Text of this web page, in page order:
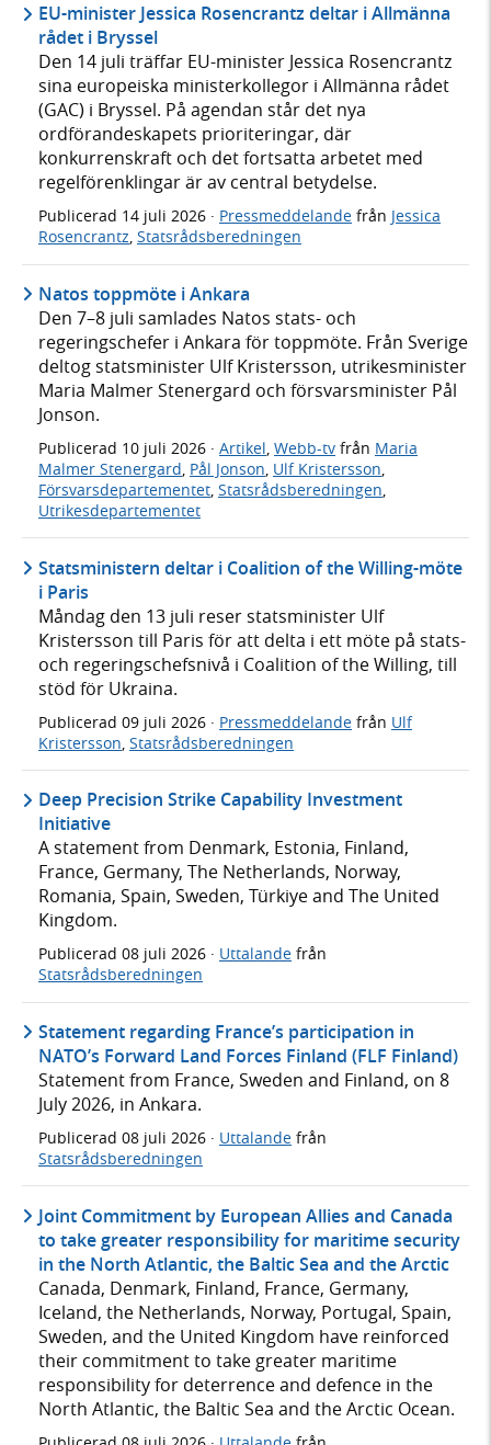
EU-minister Jessica Rosencrantz deltar i Allmänna
rådet i Bryssel
Den 14 juli träffar EU-minister Jessica Rosencrantz
sina europeiska ministerkollegor i Allmänna rådet
(GAC) i Bryssel. På agendan står det nya
ordförandeskapets prioriteringar, där
konkurrenskraft och det fortsatta arbetet med
regelförenklingar är av central betydelse.
Publicerad 14 juli 2026 · Pressmeddelande från Jessica
Rosencrantz, Statsrådsberedningen
Natos toppmöte i Ankara
Den 7–8 juli samlades Natos stats- och
regeringschefer i Ankara för toppmöte. Från Sverige
deltog statsminister Ulf Kristersson, utrikesminister
Maria Malmer Stenergard och försvarsminister Pål
Jonson.
Publicerad 10 juli 2026 · Artikel, Webb-tv från Maria
Malmer Stenergard, Pål Jonson, Ulf Kristersson,
Försvarsdepartementet, Statsrådsberedningen,
Utrikesdepartementet
Statsministern deltar i Coalition of the Willing-möte
i Paris
Måndag den 13 juli reser statsminister Ulf
Kristersson till Paris för att delta i ett möte på stats-
och regeringschefsnivå i Coalition of the Willing, till
stöd för Ukraina.
Publicerad 09 juli 2026 · Pressmeddelande från Ulf
Kristersson Statsrådsberedningen
Deep Precision Strike Capability Investment
Initiative
A statement from Denmark, Estonia, Finland,
France, Germany, The Netherlands, Norway,
Romania, Spain, Sweden, Türkiye and The United
Kingdom.
Publicerad 08 juli 2026 · Uttalande från
Statsrådsberedningen
Statement regarding France’s participation in
NATO’s Forward Land Forces Finland (FLF Finland)
Statement from France, Sweden and Finland, on 8
July 2026, in Ankara.
Publicerad 08 juli 2026 · Uttalande från
Statsrådsberedningen
Joint Commitment by European Allies and Canada
to take greater responsibility for maritime security
in the North Atlantic, the Baltic Sea and the Arctic
Canada, Denmark, Finland, France, Germany,
Iceland, the Netherlands, Norway, Portugal, Spain,
Sweden, and the United Kingdom have reinforced
their commitment to take greater maritime
responsibility for deterrence and defence in the
North Atlantic, the Baltic Sea and the Arctic Ocean.